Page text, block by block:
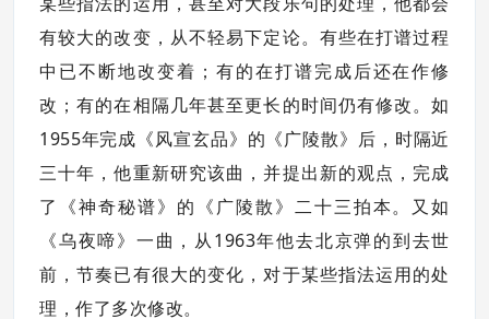
有较大的改变，从不轻易下定论。有些在打谱过程
中已不断地改变着；有的在打谱完成后还在作修
改；有的在相隔几年甚至更长的时间仍有修改。如
1955年完成《风宣玄品》的《广陵散》后，时隔近
三十年，他重新研究该曲，并提出新的观点，完成
了《神奇秘谱》的《广陵散》二十三拍本。又如
《乌夜啼》一曲，从 1963年他去北京弹的到去世
前，节奏已有很大的变化，对于某些指法运用的处
理，作了多次修改。